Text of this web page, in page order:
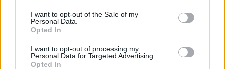
I want to opt-out of the Sale of my
Personal Data.
Opted In
I want to opt-out of processing my
Personal Data for Targeted Advertising.
Opted In
Password
Remember Me